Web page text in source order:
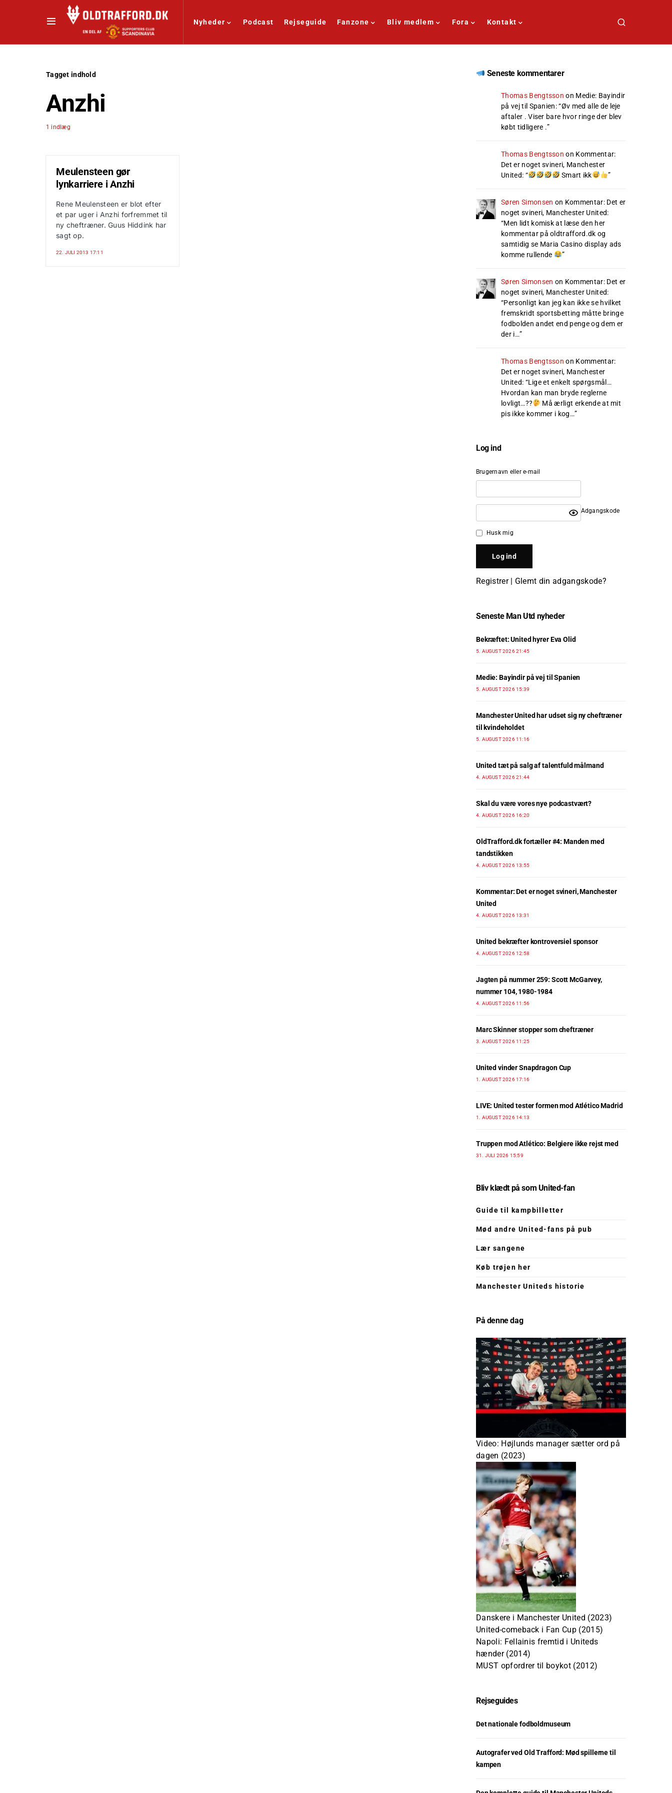
Nyheder Podcast Rejseguide Fanzone Bliv medlem Fora Kontakt
Tagget indhold
Anzhi
1 indlæg
Meulensteen gør
lynkarriere i Anzhi
Rene Meulensteen er blot efter
et par uger i Anzhi forfremmet til
ny cheftræner. Guus Hiddink har
sagt op.
22. JULI 2013 17:11
Seneste kommentarer
Thomas Bengtsson on Medie: Bayindir
på vej til Spanien: “Øv med alle de leje
aftaler . Viser bare hvor ringe der blev
købt tidligere .”
Thomas Bengtsson on Kommentar:
Det er noget svineri, Manchester
United: “ Smart ikk ”
Søren Simonsen on Kommentar: Det er
noget svineri, Manchester United:
“Men lidt komisk at læse den her
kommentar på oldtrafford.dk og
samtidig se Maria Casino display ads
komme rullende
”
Søren Simonsen on Kommentar: Det er
noget svineri, Manchester United:
“Personligt kan jeg kan ikke se hvilket
fremskridt sportsbetting måtte bringe
fodbolden andet end penge og dem er
der i…”
Thomas Bengtsson on Kommentar:
Det er noget svineri, Manchester
United: “Lige et enkelt spørgsmål…
Hvordan kan man bryde reglerne
lovligt…??
Må ærligt erkende at mit
pis ikke kommer i kog…”
Log ind
Brugernavn eller e-mail
Adgangskode
Husk mig
Registrer| Glemt din adgangskode?
Seneste Man Utd nyheder
Bekræftet: United hyrer Eva Olid
5. AUGUST 2026 21:45
Medie: Bayindir på vej til Spanien
5. AUGUST 2026 15:39
Manchester United har udset sig ny cheftræner
til kvindeholdet
5. AUGUST 2026 11:16
United tæt på salg af talentfuld målmand
4. AUGUST 2026 21:44
Skal du være vores nye podcastvært?
4. AUGUST 2026 16:20
OldTrafford.dk fortæller #4: Manden med
tandstikken
4. AUGUST 2026 13:55
Kommentar: Det er noget svineri, Manchester
United
4. AUGUST 2026 13:31
United bekræfter kontroversiel sponsor
4. AUGUST 2026 12:58
Jagten på nummer 259: Scott McGarvey,
nummer 104, 1980-1984
4. AUGUST 2026 11:56
Marc Skinner stopper som cheftræner
3. AUGUST 2026 11:25
United vinder Snapdragon Cup
1. AUGUST 2026 17:16
LIVE: United tester formen mod Atlético Madrid
1. AUGUST 2026 14:13
Truppen mod Atlético: Belgiere ikke rejst med
31. JULI 2026 15:59
Bliv klædt på som United-fan
Guide til kampbilletter
Mød andre United-fans på pub
Lær sangene
Køb trøjen her
Manchester Uniteds historie
På denne dag
Video: Højlunds manager sætter ord på
dagen (2023)
Danskere i Manchester United (2023)
United-comeback i Fan Cup (2015)
Napoli: Fellainis fremtid i Uniteds
hænder (2014)
MUST opfordrer til boykot (2012)
Rejseguides
Det nationale fodboldmuseum
Autografer ved Old Trafford: Mød spillerne til
kampen